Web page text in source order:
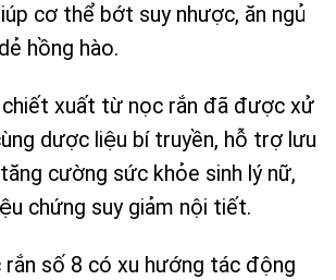
cơ thể bớt suy nhược, ăn ngủ
hồng hào.
chiết xuất từ nọc rắn đã được xử
dược liệu bí truyền, hỗ trợ lưu
cường sức khỏe sinh lý nữ,
chứng suy giảm nội tiết.
số 8 có xu hướng tác động